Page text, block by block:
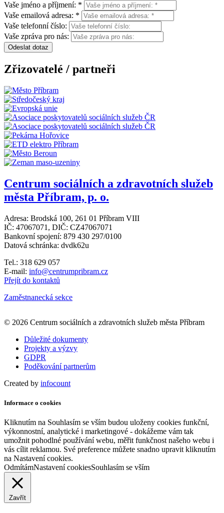
Vaše jméno a příjmení: *
Vaše emailová adresa: *
Vaše telefonní číslo:
Vaše zpráva pro nás:
Odeslat dotaz
Zřizovatelé / partneři
Centrum sociálních a zdravotních služeb
města Příbram, p. o.
Adresa: Brodská 100, 261 01 Příbram VIII
IČ: 47067071, DIČ: CZ47067071
Bankovní spojení: 879 430 297/0100
Datová schránka: dvdk62u
Tel.: 318 629 057
E-mail: info@centrumpribram.cz
Přejít do kontaktů
Zaměstnanecká sekce
+
−
© 2026 Centrum sociálních a zdravotních služeb města Příbram
Důležité dokumenty
Projekty a výzvy
GDPR
Poděkování partnerům
Created by infocount
Informace o cookies
Kliknutím na Souhlasím se vším budou uloženy cookies funkční,
výkonnostní, analytické i marketingové - dokážeme vám tak
umožnit pohodlné používání webu, měřit funkčnost našeho webu i
vás cílit reklamou. Své preference můžete snadno upravit kliknutím
na Nastavení cookies.
OdmítámNastavení cookiesSouhlasím se vším
Zavřít